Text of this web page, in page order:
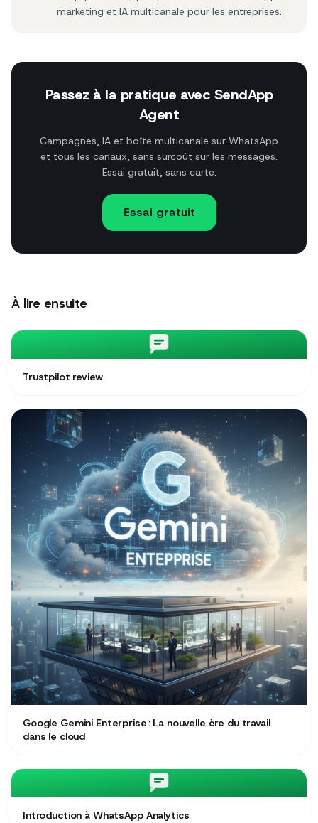
marketing et IA multicanale pour les entreprises.
Passez à la pratique avec SendApp
Agent
Campagnes, IA et boîte multicanale sur WhatsApp
et tous les canaux, sans surcoût sur les messages.
Essai gratuit, sans carte.
Essai gratuit
À lire ensuite
Trustpilot review
Google Gemini Enterprise : La nouvelle ère du travail
dans le cloud
Introduction à WhatsApp Analytics